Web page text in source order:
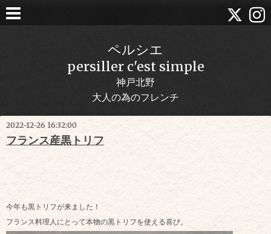
ペルシエ
persiller c'est simple
神戸北野
大人の為のフレンチ
2022-12-26 16:32:00
フランス産黒トリフ
今年も黒トリフが来ました！
フランス料理人にとって本物の黒トリフを使える喜び。